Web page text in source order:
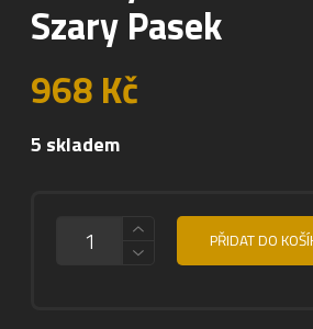
Szary Pasek
968Kč
5 skladem
PŘIDAT DO